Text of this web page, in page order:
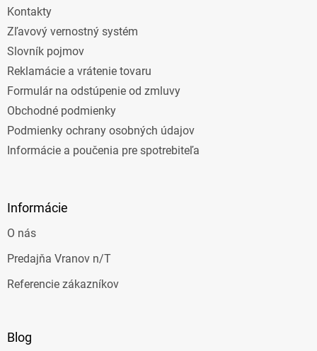
Kontakty
Zľavový vernostný systém
Slovník pojmov
Reklamácie a vrátenie tovaru
Formulár na odstúpenie od zmluvy
Obchodné podmienky
Podmienky ochrany osobných údajov
Informácie a poučenia pre spotrebiteľa
Informácie
O nás
Predajňa Vranov n/T
Referencie zákazníkov
Blog